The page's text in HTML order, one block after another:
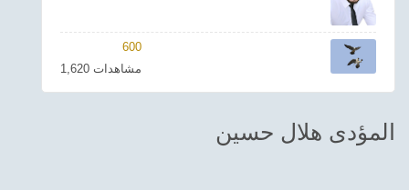
Asian
Foreign
600
1,620 مشاهدات
المؤدى هلال حسين